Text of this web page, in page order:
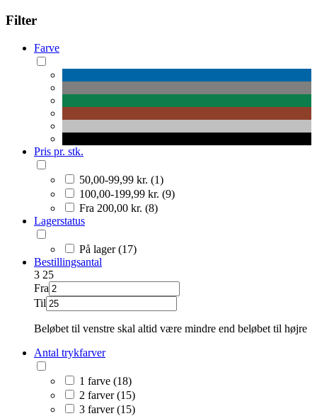
Filter
Farve
Pris pr. stk.
50,00-99,99 kr. (1)
100,00-199,99 kr. (9)
Fra 200,00 kr. (8)
Lagerstatus
På lager (17)
Bestillingsantal
3 25
Fra
Til
Beløbet til venstre skal altid være mindre end beløbet til højre
Antal trykfarver
1 farve (18)
2 farver (15)
3 farver (15)